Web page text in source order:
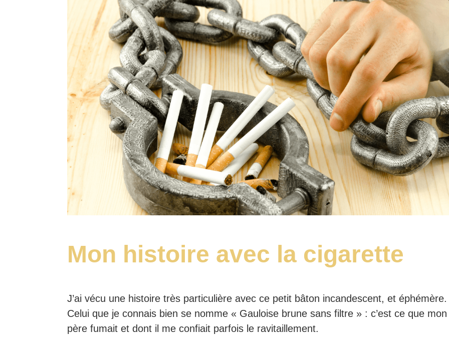
Mon histoire avec la cigarette
J’ai vécu une histoire très particulière avec ce petit bâton incandescent, et éphémère.
Celui que je connais bien se nomme « Gauloise brune sans filtre » : c’est ce que mon
père fumait et dont il me confiait parfois le ravitaillement.